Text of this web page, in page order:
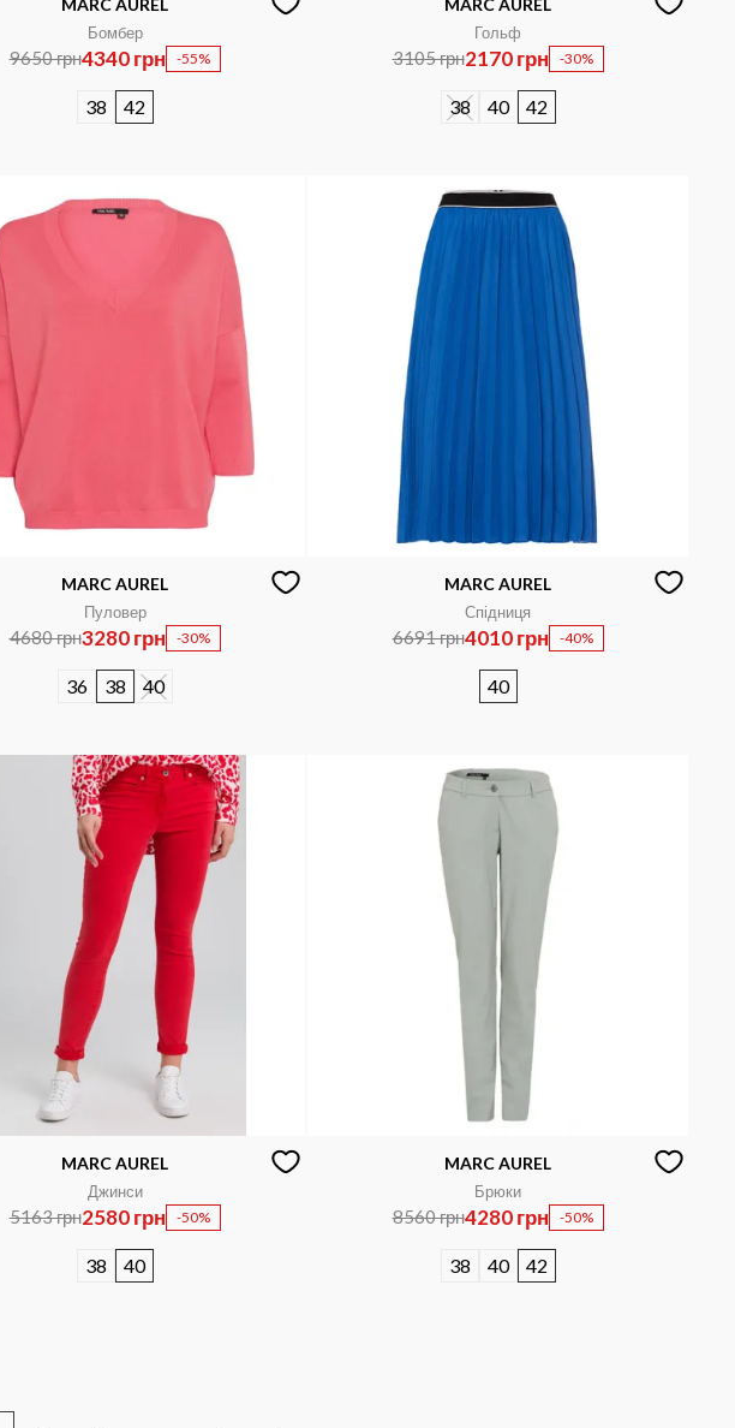
Бомбер
9650 грн4340 грн -55%
38 42
Гольф
3105 грн2170 грн -30%
38 40 42
MARC AUREL
Пуловер
4680 грн3280 грн -30%
36 38 40
MARC AUREL
Спідниця
6691 грн4010 грн -40%
40
MARC AUREL
Джинси
5163 грн2580 грн -50%
38 40
MARC AUREL
Брюки
8560 грн4280 грн -50%
38 40 42